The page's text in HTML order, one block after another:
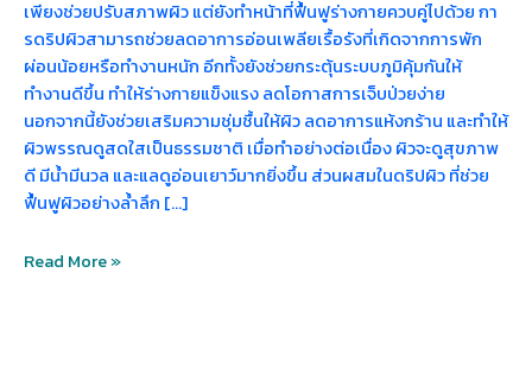
เพียงช่วยปรับสภาพผิว แต่ยังทำหน้าที่ฟื้นฟูร่างกายควบคู่ไปด้วย กา
รดริปผิวสามารถช่วยลดอาการอ่อนเพลียเรื้อรังที่เกิดจากการพัก
ผ่อนน้อยหรือทำงานหนัก อีกทั้งยังช่วยกระตุ้นระบบภูมิคุ้มกันให้
ทำงานดีขึ้น ทำให้ร่างกายแข็งแรง ลดโอกาสการเจ็บป่วยง่าย
นอกจากนี้ยังช่วยเสริมความชุ่มชื้นให้ผิว ลดอาการแห้งกร้าน และทำให้
ผิวพรรณดูสดใสเป็นธรรมชาติ เมื่อทำอย่างต่อเนื่อง ผิวจะดูสุขภาพ
ดี มีน้ำมีนวล และแลดูอ่อนเยาว์มากยิ่งขึ้น ส่วนผสมในดริปผิว ที่ช่วย
ฟื้นฟูผิวอย่างล้ำลึก […]
Read More »